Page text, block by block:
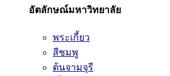
อัตลักษณ์มหาวิทยาลัย
พระเกี้ยว
สีชมพู
ต้นจามจุรี